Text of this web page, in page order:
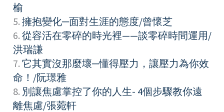
榆
5. 擁抱變化─面對生涯的態度/曾懷芝
6. 從容活在零碎的時光裡——談零碎時間運用/
洪瑞謙
7. 它其實沒那麼壞─懂得壓力，讓壓力為你效
命！/阮璟雅
8. 別讓焦慮掌控了你的人生- 4個步驟教你遠
離焦慮/張菀軒